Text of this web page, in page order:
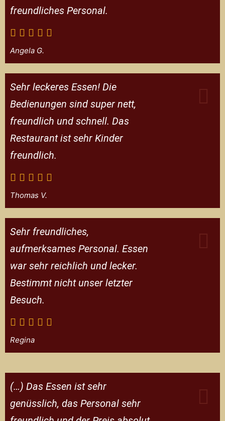
freundliches Personal.
Angela G.
Sehr leckeres Essen! Die
Bedienungen sind super nett,
freundlich und schnell. Das
Restaurant ist sehr Kinder
freundlich.
Thomas V.
Sehr freundliches,
aufmerksames Personal. Essen
war sehr reichlich und lecker.
Bestimmt nicht unser letzter
Besuch.
Regina
(…) Das Essen ist sehr
genüsslich, das Personal sehr